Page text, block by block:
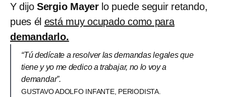
Y dijo Sergio Mayer lo puede seguir retando,
pues él está muy ocupado como para
demandarlo.
“Tú dedícate a resolver las demandas legales que
tiene y yo me dedico a trabajar, no lo voy a
demandar”.
GUSTAVO ADOLFO INFANTE, PERIODISTA.